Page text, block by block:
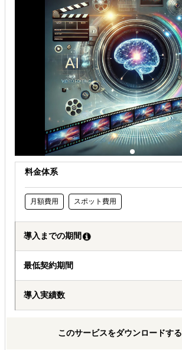
料金体系
月額費用 スポット費用
導入までの期間
最低契約期間
導入実績数
このサービスをダウンロードする